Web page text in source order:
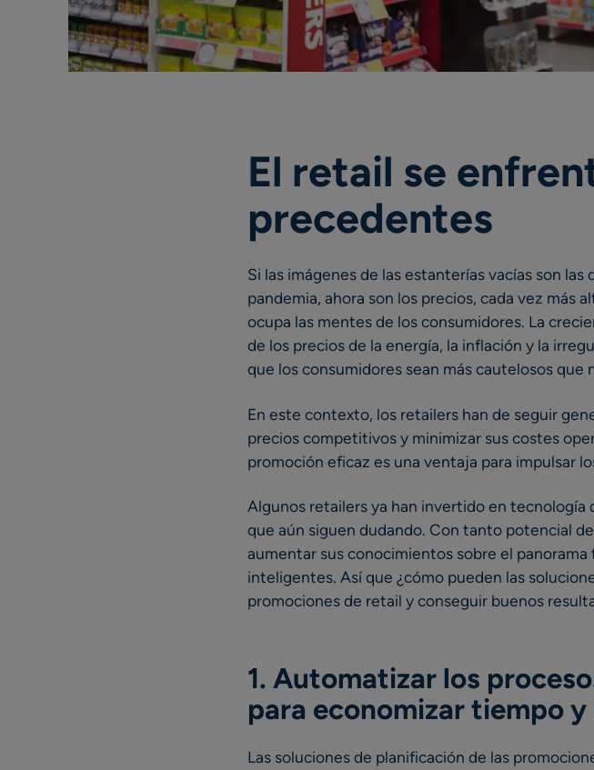
El retail se
precedentes
Si las imágenes de las estanterías vacías son
pandemia, ahora son los precios, cada vez más
ocupa las mentes de los consumidores. La
de los precios de la energía, la inflación y la
que los consumidores sean más cautelosos
En este contexto, los retailers han de seguir
precios competitivos y minimizar sus costes
promoción eficaz es una ventaja para impulsar
Algunos retailers ya han invertido en
que aún siguen dudando. Con tanto potencial
aumentar sus conocimientos sobre el
inteligentes. Así que ¿cómo pueden las
promociones de retail y conseguir buenos
1. Automatizar los
para economizar tiempo
Las soluciones de planificación de las